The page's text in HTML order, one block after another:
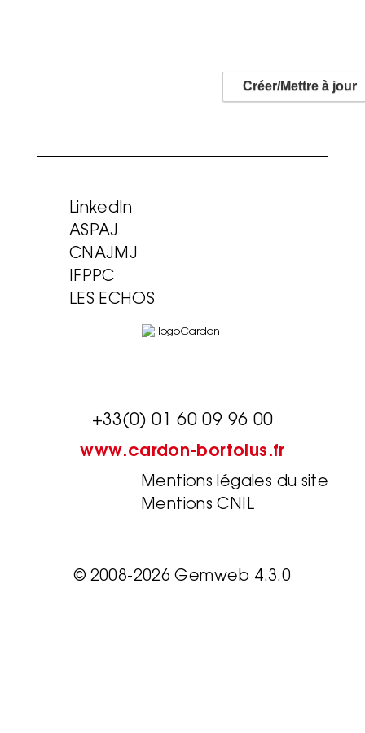
LinkedIn
ASPAJ
CNAJMJ
IFPPC
LES ECHOS
+33(0) 01 60 09 96 00
www.cardon-bortolus.fr
Mentions légales du site
Mentions CNIL
© 2008-2026 Gemweb 4.3.0